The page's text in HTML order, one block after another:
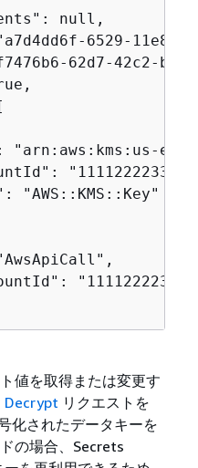
null,
6529-11e8-
62d7-42c2-
"arn:aws:kms:us-
"AWS::KMS::Key"
値を取得または変更す
Decrypt リクエストを
化されたデータキーを
の場合、Secrets